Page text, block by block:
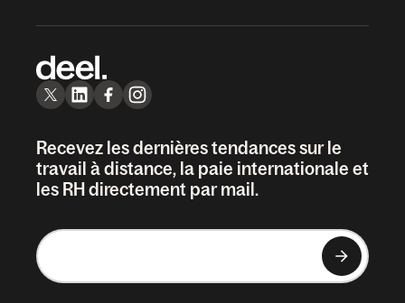
Recevez les dernières tendances sur le
travail à distance, la paie internationale et
les RH directement par mail.